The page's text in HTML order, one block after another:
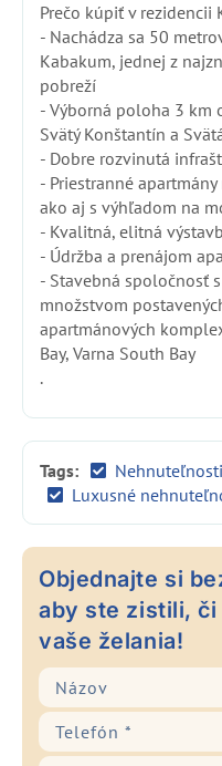
Prečo kúpiť v rezidencii
- Nachádza sa 50
Kabakum, jednej z
pobreží
- Výborná poloha 3 km
Svätý Konštantín a
- Dobre rozvinutá
- Priestranné
ako aj s výhľadom na
- Kvalitná, elitná
- Údržba a prenájom
- Stavebná spoločnosť
množstvom
apartmánových
Bay, Varna South Bay
.
Tags:
Luxusné
Objednajte si
aby ste zistili,
vaše želania!